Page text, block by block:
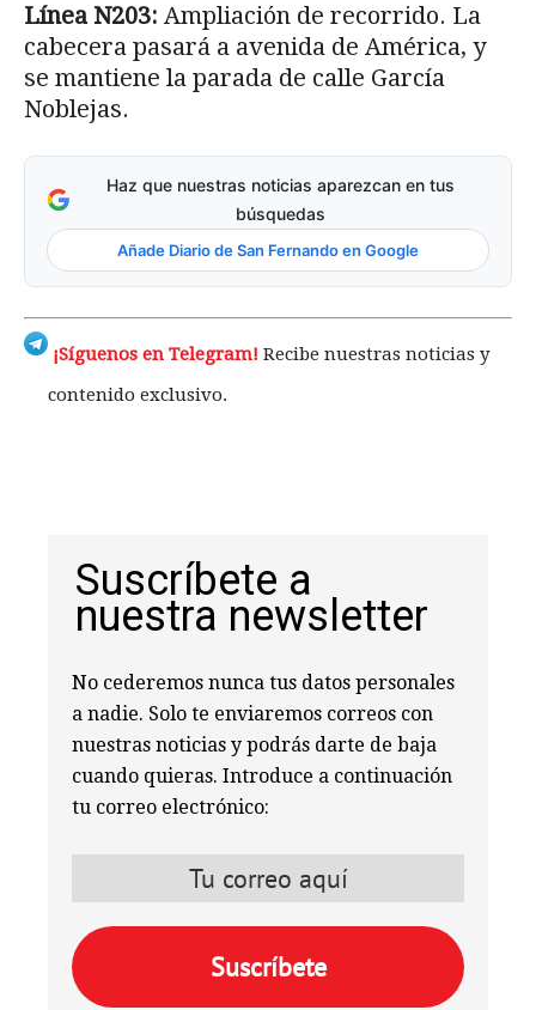
Línea N203: Ampliación de recorrido. La
cabecera pasará a avenida de América, y
se mantiene la parada de calle García
Noblejas.
Haz que nuestras noticias aparezcan en tus
búsquedas
Añade Diario de San Fernando en Google
¡Síguenos en Telegram! Recibe nuestras noticias y
contenido exclusivo.
Suscríbete a
nuestra newsletter
No cederemos nunca tus datos personales
a nadie. Solo te enviaremos correos con
nuestras noticias y podrás darte de baja
cuando quieras. Introduce a continuación
tu correo electrónico: